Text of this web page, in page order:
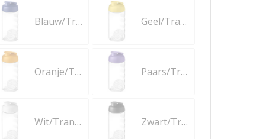
Blauw/Transparent Geel/Transparent
Oranje/Transparent Paars/Transparent
Wit/Transparent Zwart/Transparent